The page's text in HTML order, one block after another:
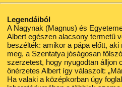
Legendáiból
A Nagynak (Magnus) és
Albert egészen alacsony termetű
beszélték: amikor a pápa előtt,
meg, a Szentatya jóságosan
szerzetest, hogy nyugodtan álljon
önérzetes Albert így válaszolt:
Ha valaki a középkorban úgy